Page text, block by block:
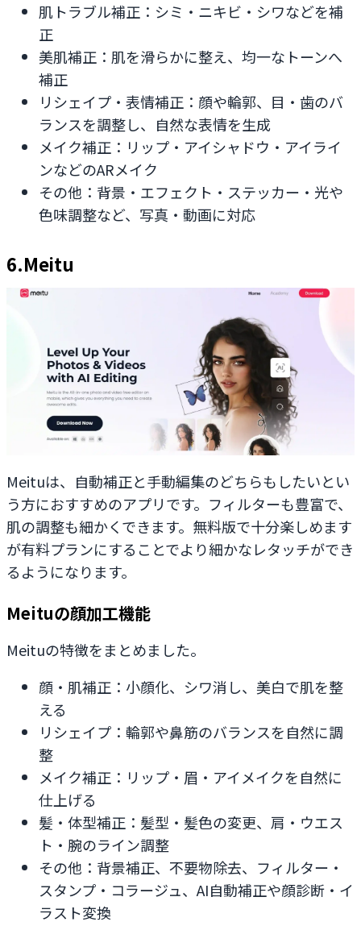
肌トラブル補正：シミ・ニキビ・シワなどを補
正
美肌補正：肌を滑らかに整え、均一なトーンへ
補正
リシェイプ・表情補正：顔や輪郭、目・歯のバ
ランスを調整し、自然な表情を生成
メイク補正：リップ・アイシャドウ・アイライ
ンなどのARメイク
その他：背景・エフェクト・ステッカー・光や
色味調整など、写真・動画に対応
6.Meitu
Meituは、自動補正と手動編集のどちらもしたいとい
う方におすすめのアプリです。フィルターも豊富で、
肌の調整も細かくできます。無料版で十分楽しめます
が有料プランにすることでより細かなレタッチができ
るようになります。
Meituの顔加工機能
Meituの特徴をまとめました。
顔・肌補正：小顔化、シワ消し、美白で肌を整
える
リシェイプ：輪郭や鼻筋のバランスを自然に調
整
メイク補正：リップ・眉・アイメイクを自然に
仕上げる
髪・体型補正：髪型・髪色の変更、肩・ウエス
ト・腕のライン調整
その他：背景補正、不要物除去、フィルター・
スタンプ・コラージュ、AI自動補正や顔診断・イ
ラスト変換